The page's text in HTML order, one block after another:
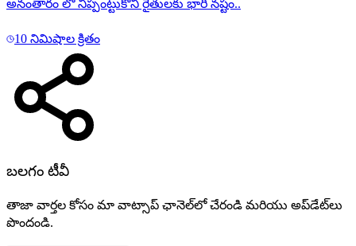
అనంతారం లో నిప్పంట్టుకొని రైతులకు భారీ నష్టం..
10 నిమిషాల క్రితం
బలగం టీవీ
తాజా వార్తల కోసం మా వాట్సాప్ ఛానెల్‌లో చేరండి మరియు అప్‌డేట్‌లు
పొందండి.